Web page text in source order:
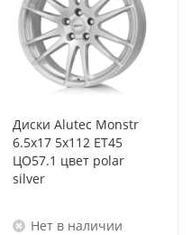
Диски Alutec Monstr
6.5x17 5x112 ET45
ЦО57.1 цвет polar
silver
Нет в наличии